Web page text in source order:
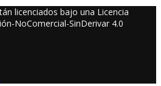
licenciados bajo una Licencia
NoComercial-SinDerivar 4.0